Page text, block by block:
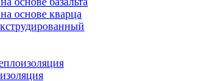
основе кварца